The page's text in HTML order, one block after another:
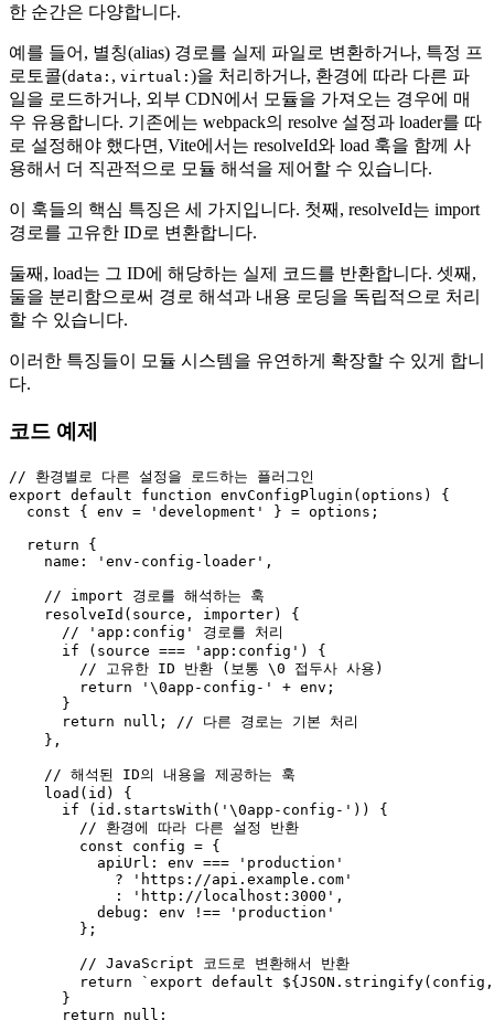
한 순간은 다양합니다.
예를 들어, 별칭(alias) 경로를 실제 파일로 변환하거나, 특정 프
로토콜(data: , virtual: )을 처리하거나, 환경에 따라 다른 파
일을 로드하거나, 외부 CDN에서 모듈을 가져오는 경우에 매
우 유용합니다. 기존에는 webpack의 resolve 설정과 loader를 따
로 설정해야 했다면, Vite에서는 resolveId와 load 훅을 함께 사
용해서 더 직관적으로 모듈 해석을 제어할 수 있습니다.
이 훅들의 핵심 특징은 세 가지입니다. 첫째, resolveId는 import
경로를 고유한 ID로 변환합니다.
둘째, load는 그 ID에 해당하는 실제 코드를 반환합니다. 셋째,
둘을 분리함으로써 경로 해석과 내용 로딩을 독립적으로 처리
할 수 있습니다.
이러한 특징들이 모듈 시스템을 유연하게 확장할 수 있게 합니
다.
코드 예제
// 환경별로 다른 설정을 로드하는 플러그인
export default function envConfigPlugin (options ) {
const { env = 'development'
} = options;
return {
name : 'env-config-loader' ,
// import 경로를 해석하는 훅
resolveId ( source, importer) {
// 'app:config' 경로를 처리
if (source === 'app:config' ) {
// 고유한 ID 반환 (보통 \0 접두사 사용)
return
'\0app-config-'
+ env;
      }
return
null ;
// 다른 경로는 기본 처리
    },
// 해석된 ID의 내용을 제공하는 훅
load ( id ) {
if (id. startsWith ( '\0app-config-' )) {
// 환경에 따라 다른 설정 반환
const config = {
apiUrl : env ===
'production'
            ?
'https://api.example.com'
            :
'http://localhost:3000' ,
debug : env !==
'production'
        };
// JavaScript 코드로 변환해서 반환
return
`export default ${JSON
      }
return
null ;